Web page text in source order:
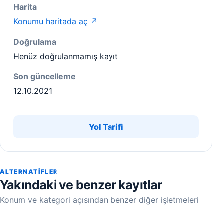
Harita
Konumu haritada aç ↗
Doğrulama
Henüz doğrulanmamış kayıt
Son güncelleme
12.10.2021
Yol Tarifi
ALTERNATIFLER
Yakındaki ve benzer kayıtlar
Konum ve kategori açısından benzer diğer işletmeleri